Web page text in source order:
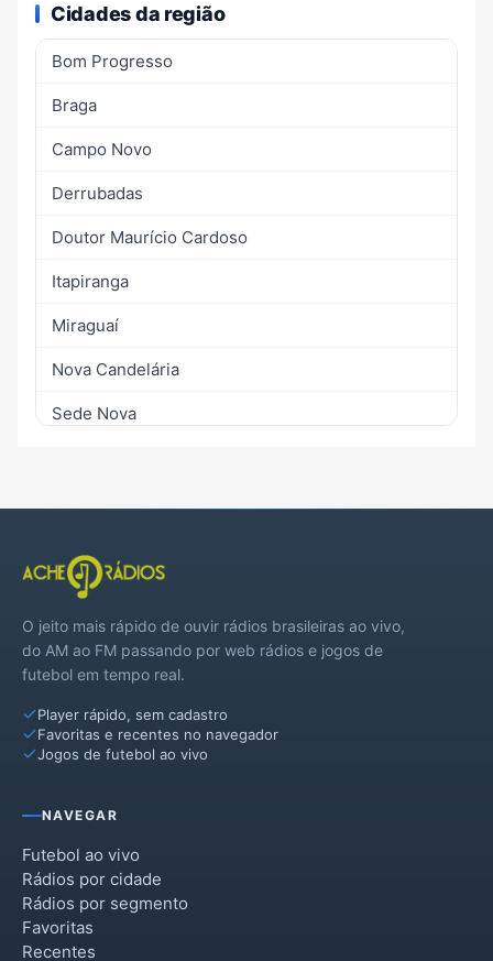
Cidades da região
Bom Progresso
Braga
Campo Novo
Derrubadas
Doutor Maurício Cardoso
Itapiranga
Miraguaí
Nova Candelária
Sede Nova
O jeito mais rápido de ouvir rádios brasileiras ao vivo,
do AM ao FM passando por web rádios e jogos de
futebol em tempo real.
Player rápido, sem cadastro
Favoritas e recentes no navegador
Jogos de futebol ao vivo
NAVEGAR
Futebol ao vivo
Rádios por cidade
Rádios por segmento
Favoritas
Recentes